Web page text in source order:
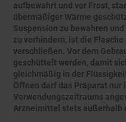
aufbewahrt und vor Frost,
übermäßiger Wärme
Suspension zu bewahren
zu verhindern, ist die
verschließen. Vor dem
geschüttelt werden, damit
gleichmäßig in der
Öffnen darf das Präparat nur
Verwendungszeitraums
Arzneimittel stets außerhalb